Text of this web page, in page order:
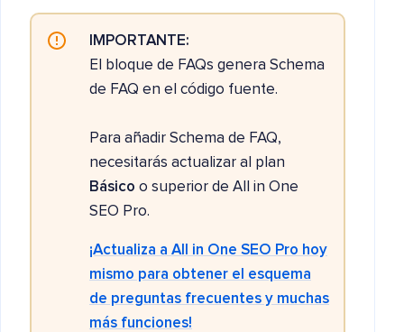
IMPORTANTE:
El bloque de FAQs genera Schema
de FAQ en el código fuente.
Para añadir Schema de FAQ,
necesitarás actualizar al plan
Básico o superior de All in One
SEO Pro.
¡Actualiza a All in One SEO Pro hoy
mismo para obtener el esquema
de preguntas frecuentes y muchas
más funciones!